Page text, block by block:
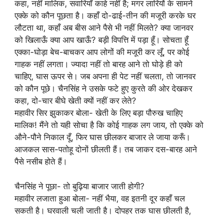
कहा, नहीं मालिक, सवारियाँ काहे नहीं है; मगर लारियों के सामने
एक्के को कौन पूछता है। कहाँ दो-ढाई-तीन की मजूरी करके घर
लौटता था, कहाँ अब बीस आने पैसे भी नहीं मिलते? क्या जानवर
को खिलाऊँ क्या आप खाऊँ? बड़ी विपत्ति में पड़ा हूँ। सोचता हूँ
एक्का-घोड़ा बेच-बाचकर आप लोगों की मजूरी कर लूँ, पर कोई
गाहक नहीं लगता। ज्यादा नहीं तो बारह आने तो घोड़े ही को
चाहिए, घास ऊपर से। जब अपना ही पेट नहीं चलता, तो जानवर
को कौन पूछे। चैनसिंह ने उसके फटे हुए कुरते की ओर देखकर
कहा, दो-चार बीघे खेती क्यों नहीं कर लेते?
महावीर सिर झुकाकर बोला- खेती के लिए बड़ा पौरुख चाहिए
मालिक! मैंने तो यही सोचा है कि कोई गाहक लग जाय, तो एक्के को
औने-पौने निकाल दूँ, फिर घास छीलकर बाजार ले जाया करूँ।
आजकल सास-पतोहू दोनों छीलती हैं। तब जाकर दस-बारह आने
पैसे नसीब होते हैं।
चैनसिंह ने पूछा- तो बुढ़िया बाजार जाती होगी?
महावीर लजाता हुआ बोला- नहीं भैया, वह इतनी दूर कहाँ चल
सकती है। घरवाली चली जाती है। दोपहर तक घास छीलती है,